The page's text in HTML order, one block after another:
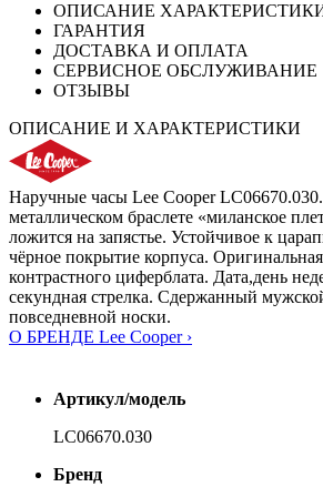
ОПИСАНИЕ
ГАРАНТИЯ
ДОСТАВКА И ОПЛАТА
СЕРВИСНОЕ ОБСЛУЖИВАНИЕ
ОТЗЫВЫ
ОПИСАНИЕ И ХАРАКТЕРИСТИКИ
Наручные часы Lee Cooper
металлическом браслете «миланское
ложится на запястье. Устойчивое к
чёрное покрытие корпуса.
контрастного циферблата. Дата,день
секундная стрелка. Сдержанный
повседневной носки.
О БРЕНДЕ Lee Cooper ›
Артикул/модель
LC06670.030
Бренд